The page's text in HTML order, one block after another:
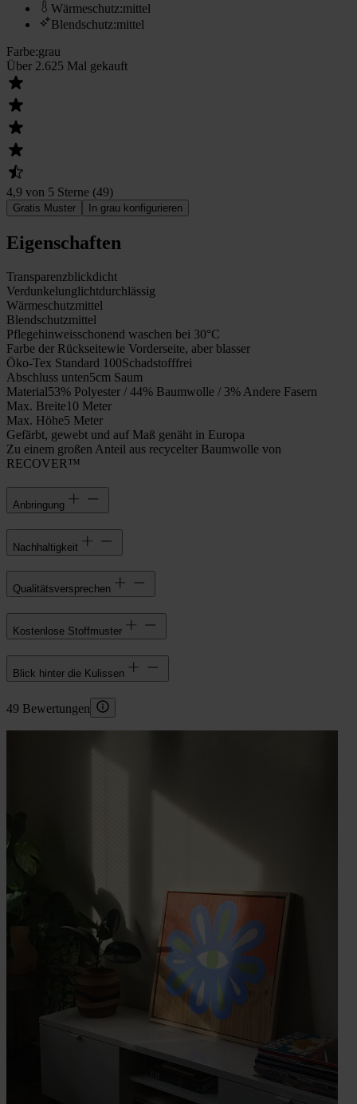
Wärmeschutz:mittel
Blendschutz:mittel
Farbe:grau
Über 2.625 Mal gekauft
4,9 von 5 Sterne (49)
Gratis Muster In grau konfigurieren
Eigenschaften
Transparenzblickdicht
Verdunkelunglichtdurchlässig
Wärmeschutzmittel
Blendschutzmittel
Pflegehinweisschonend waschen bei 30°C
Farbe der Rückseitewie Vorderseite, aber blasser
Öko-Tex Standard 100Schadstofffrei
Abschluss unten5cm Saum
Material53% Polyester / 44% Baumwolle / 3% Andere Fasern
Max. Breite10 Meter
Max. Höhe5 Meter
Gefärbt, gewebt und auf Maß genäht in Europa
Zu einem großen Anteil aus recycelter Baumwolle von
RECOVER™
Anbringung
Nachhaltigkeit
Qualitätsversprechen
Kostenlose Stoffmuster
Blick hinter die Kulissen
49 Bewertungen